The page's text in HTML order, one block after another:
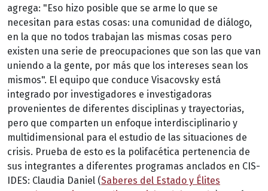
agrega: "Eso hizo posible que se arme lo que se
necesitan para estas cosas: una comunidad de diálogo,
en la que no todos trabajan las mismas cosas pero
existen una serie de preocupaciones que son las que van
uniendo a la gente, por más que los intereses sean los
mismos". El equipo que conduce Visacovsky está
integrado por investigadores e investigadoras
provenientes de diferentes disciplinas y trayectorias,
pero que comparten un enfoque interdisciplinario y
multidimensional para el estudio de las situaciones de
crisis. Prueba de esto es la polifacética pertenencia de
sus integrantes a diferentes programas anclados en CIS-
IDES: Claudia Daniel (Saberes del Estado y Élites